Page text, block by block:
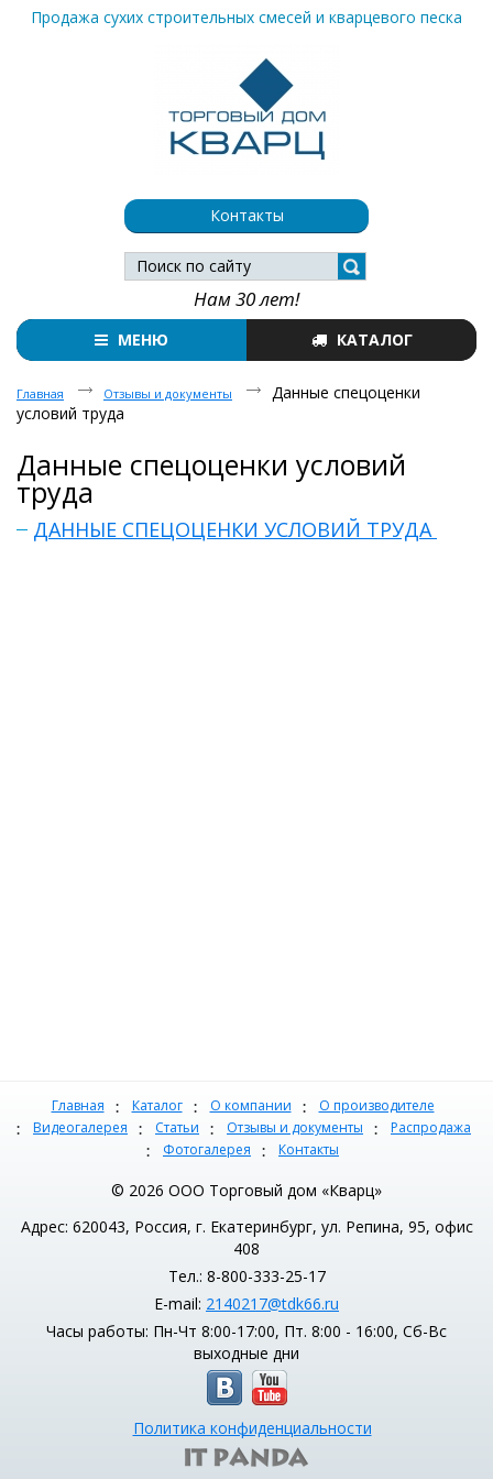
Контакты
Продажа сухих строительных смесей и кварцевого песка
Нам 30 лет!
МЕНЮ КАТАЛОГ
Главная Отзывы и документы
Данные спецоценки
условий труда
Данные спецоценки условий
труда
ДАННЫЕ СПЕЦОЦЕНКИ УСЛОВИЙ ТРУДА
Главная Каталог О компании
О производителе
Видеогалерея
Статьи Отзывы и документы
Распродажа
Фотогалерея
Контакты
© 2026 ООО Торговый дом «Кварц»
Адрес: 620043, Россия, г. Екатеринбург, ул. Репина, 95, офис
408
Тел.: 8-800-333-25-17
E-mail: 2140217@tdk66.ru
Часы работы: Пн-Чт 8:00-17:00, Пт. 8:00 - 16:00, Сб-Вс
выходные дни
Политика конфиденциальности